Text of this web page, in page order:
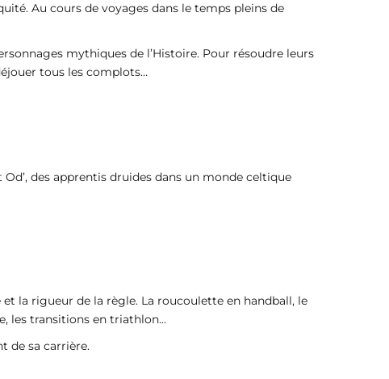
Au cours de voyages dans le temps pleins de
mythiques de l’Histoire. Pour résoudre leurs
tous les complots…
des apprentis druides dans un monde celtique
la rigueur de la règle. La roucoulette en handball, le
les transitions en triathlon…
de sa carrière.